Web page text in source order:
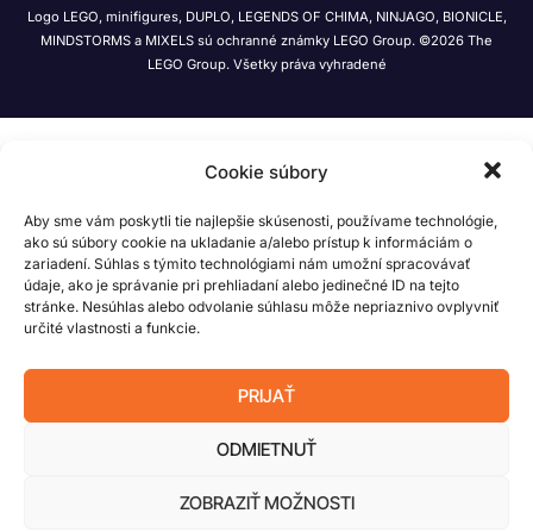
Cookie súbory
Aby sme vám poskytli tie najlepšie skúsenosti, používame technológie,
ako sú súbory cookie na ukladanie a/alebo prístup k informáciám o
zariadení. Súhlas s týmito technológiami nám umožní spracovávať
údaje, ako je správanie pri prehliadaní alebo jedinečné ID na tejto
stránke. Nesúhlas alebo odvolanie súhlasu môže nepriaznivo ovplyvniť
určité vlastnosti a funkcie.
PRIJAŤ
ODMIETNUŤ
ZOBRAZIŤ MOŽNOSTI
Logo LEGO, minifigures, DUPLO, LEGENDS OF CHIMA, NINJAGO, BIONICLE,
MINDSTORMS a MIXELS sú ochranné známky LEGO Group. ©2026 The
LEGO Group. Všetky práva vyhradené